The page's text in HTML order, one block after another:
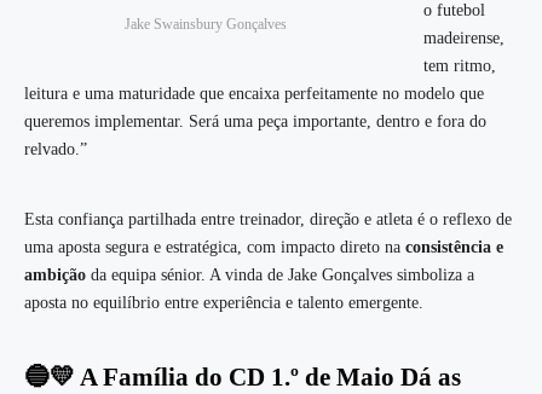
Jake Swainsbury Gonçalves
o futebol
madeirense,
tem ritmo,
leitura e uma maturidade que encaixa perfeitamente no modelo que
queremos implementar. Será uma peça importante, dentro e fora do
relvado.”
Esta confiança partilhada entre treinador, direção e atleta é o reflexo de
uma aposta segura e estratégica, com impacto direto na consistência e
ambição da equipa sénior. A vinda de Jake Gonçalves simboliza a
aposta no equilíbrio entre experiência e talento emergente.
🔵💛 A Família do CD 1.º de Maio Dá as